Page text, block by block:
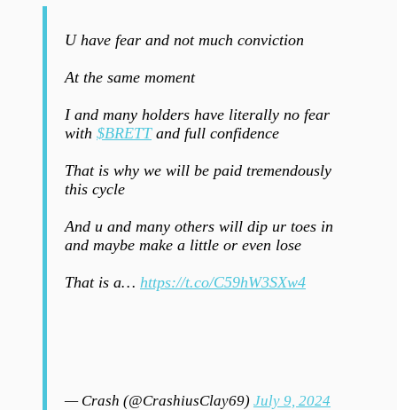
U have fear and not much conviction
At the same moment
I and many holders have literally no fear
with $BRETTand full confidence
That is why we will be paid tremendously
this cycle
And u and many others will dip ur toes in
and maybe make a little or even lose
That is a… https://t.co/C59hW3SXw4
— Crash (@CrashiusClay69) July 9, 2024